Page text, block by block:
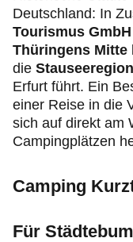
Über uns
Deutschland: In
Tourismus GmbH
Thüringens Mitte
die
Erfurt führt. Ein
einer Reise in die
sich auf direkt am
Campingplätzen
Camping
Für